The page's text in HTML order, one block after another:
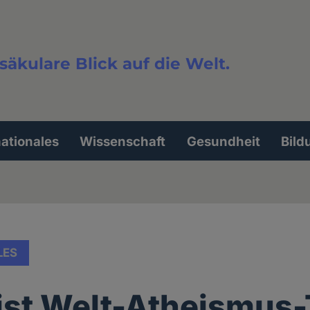
Blick auf die Welt.
Wissenschaft Gesundheit